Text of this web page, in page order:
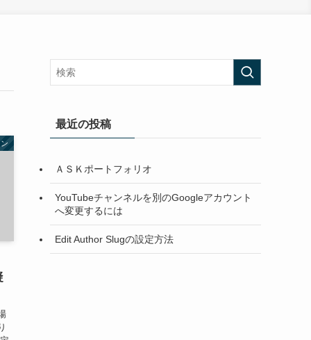
最近の投稿
ＡＳＫポートフォリオ
YouTubeチャンネルを別のGoogleアカウント
へ変更するには
Edit Author Slugの設定方法